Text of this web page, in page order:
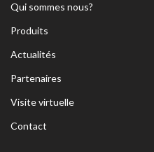
Qui sommes nous?
Produits
Actualités
Partenaires
Visite virtuelle
Contact